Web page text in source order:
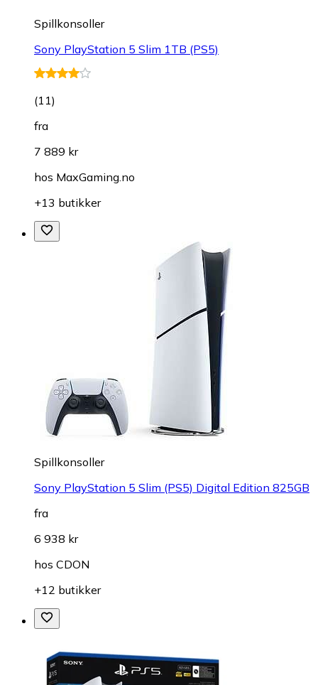
Spillkonsoller
Sony PlayStation 5 Slim 1TB (PS5)
(11)
fra
7 889 kr
hos MaxGaming.no
+13 butikker
Spillkonsoller
Sony PlayStation 5 Slim (PS5) Digital Edition 825GB
fra
6 938 kr
hos CDON
+12 butikker